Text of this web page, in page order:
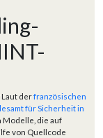
Laut derfranzösischen
für Sicherheit in
Modelle, die auf
von Quellcode